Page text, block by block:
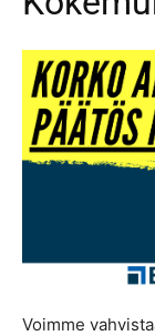
Voimme